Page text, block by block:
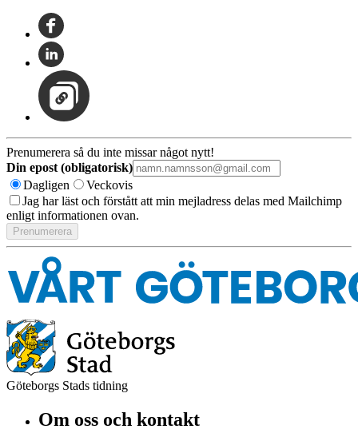
Prenumerera så du inte missar något nytt!
Din epost (obligatorisk)
Dagligen
Veckovis
Jag har läst och förstått att min mejladress delas med Mailchimp
enligt informationen ovan.
Göteborgs Stads tidning
Om oss och kontakt